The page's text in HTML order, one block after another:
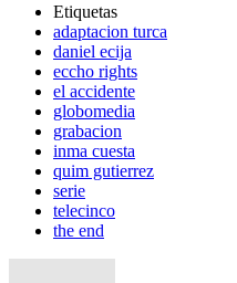
Etiquetas
adaptacion turca
daniel ecija
eccho rights
el accidente
globomedia
grabacion
inma cuesta
quim gutierrez
serie
telecinco
the end